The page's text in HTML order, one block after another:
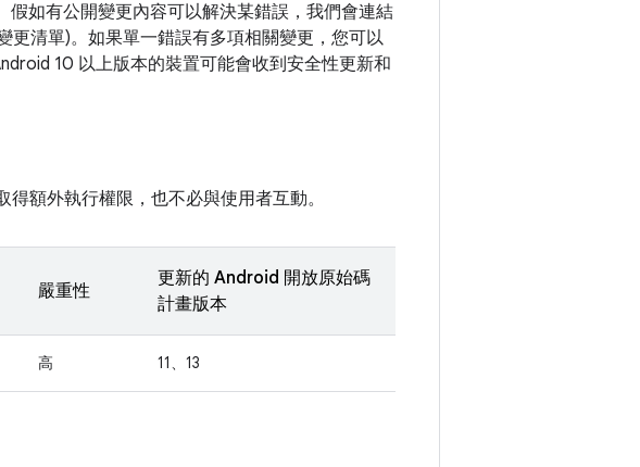
如有公開變更內容可以解決某錯誤，我們會連結
更清單)。如果單一錯誤有多項相關變更，您可以
10 以上版本的裝置可能會收到安全性更新和
額外執行權限，也不必與使用者互動。
嚴重性
更新的 Android 開放原始碼
計畫版本
高 11、13